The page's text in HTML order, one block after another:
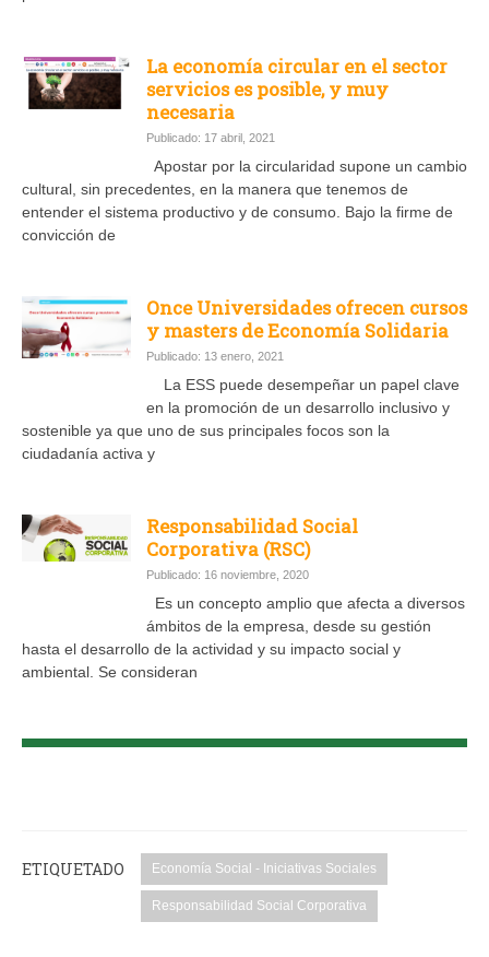
La economía circular en el sector
servicios es posible, y muy
necesaria
Publicado: 17 abril, 2021
Apostar por la circularidad supone un cambio
cultural, sin precedentes, en la manera que tenemos de
entender el sistema productivo y de consumo. Bajo la firme de
convicción de
Once Universidades ofrecen cursos
y masters de Economía Solidaria
Publicado: 13 enero, 2021
La ESS puede desempeñar un papel clave
en la promoción de un desarrollo inclusivo y
sostenible ya que uno de sus principales focos son la
ciudadanía activa y
Responsabilidad Social
Corporativa (RSC)
Publicado: 16 noviembre, 2020
Es un concepto amplio que afecta a diversos
ámbitos de la empresa, desde su gestión
hasta el desarrollo de la actividad y su impacto social y
ambiental. Se consideran
ETIQUETADO Economía Social - Iniciativas Sociales
Responsabilidad Social Corporativa